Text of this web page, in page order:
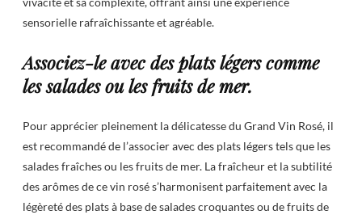
sensorielle rafraîchissante et agréable.
Associez-le avec des plats légers comme
les salades ou les fruits de mer.
Pour apprécier pleinement la délicatesse du Grand Vin Rosé, il
est recommandé de l’associer avec des plats légers tels que les
salades fraîches ou les fruits de mer. La fraîcheur et la subtilité
des arômes de ce vin rosé s’harmonisent parfaitement avec la
légèreté des plats à base de salades croquantes ou de fruits de